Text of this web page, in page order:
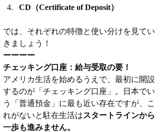
CD（Certificate of Deposit）
では、それぞれの特徴と使い分けを見てい
きましょう！
ーーーー
チェッキング口座：給与受取の要！
アメリカ生活を始めるうえで、最初に開設
するのが「チェッキング口座」。日本でい
う「普通預金」に最も近い存在ですが、こ
れがないと駐在生活はスタートラインから
一歩も進みません。